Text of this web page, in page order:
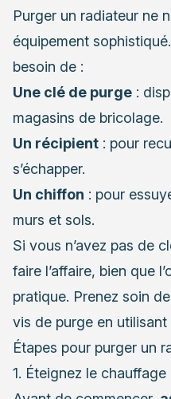
Purger un radiateur ne
équipement
besoin de :
Une clé de purge :
magasins de bricolage.
Un récipient : pour
s’échapper.
Un chiffon : pour
murs et sols.
Si vous n’avez pas de
faire l’affaire, bien que
pratique. Prenez soin
vis de purge en
Étapes pour purger un
1. Éteignez le chauffage